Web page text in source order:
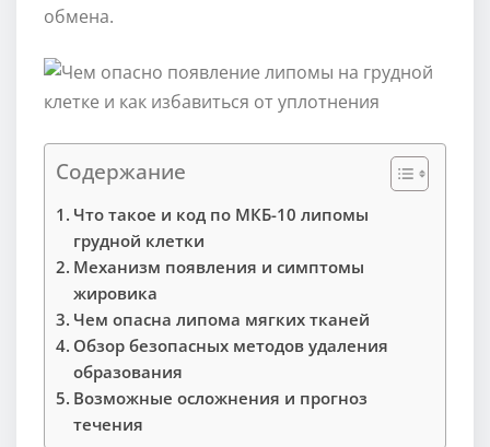
обмена.
Содержание
Что такое и код по МКБ-10 липомы
грудной клетки
Механизм появления и симптомы
жировика
Чем опасна липома мягких тканей
Обзор безопасных методов удаления
образования
Возможные осложнения и прогноз
течения